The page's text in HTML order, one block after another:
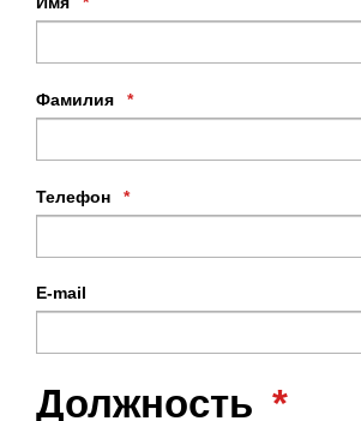
Фамилия *
Телефон *
E-mail
Должность *